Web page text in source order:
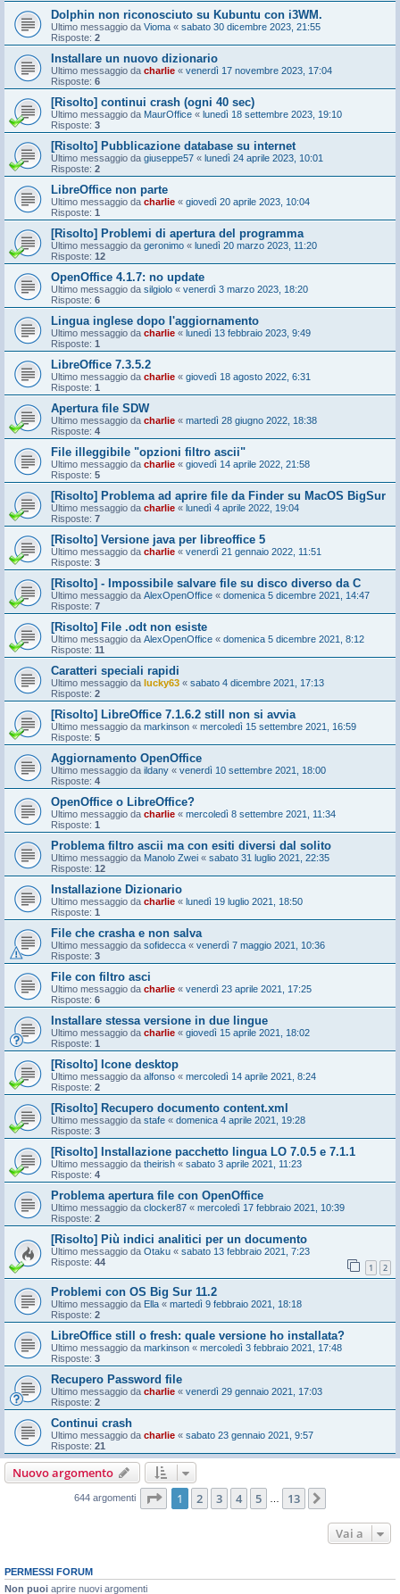
Dolphin non riconosciuto su Kubuntu con i3WM.
Ultimo messaggio da Vioma « sabato 30 dicembre 2023, 21:55
Risposte: 2
Installare un nuovo dizionario
Ultimo messaggio da charlie « venerdì 17 novembre 2023, 17:04
Risposte: 6
[Risolto] continui crash (ogni 40 sec)
Ultimo messaggio da MaurOffice « lunedì 18 settembre 2023, 19:10
Risposte: 3
[Risolto] Pubblicazione database su internet
Ultimo messaggio da giuseppe57 « lunedì 24 aprile 2023, 10:01
Risposte: 2
LibreOffice non parte
Ultimo messaggio da charlie « giovedì 20 aprile 2023, 10:04
Risposte: 1
[Risolto] Problemi di apertura del programma
Ultimo messaggio da geronimo « lunedì 20 marzo 2023, 11:20
Risposte: 12
OpenOffice 4.1.7: no update
Ultimo messaggio da silgiolo « venerdì 3 marzo 2023, 18:20
Risposte: 6
Lingua inglese dopo l'aggiornamento
Ultimo messaggio da charlie « lunedì 13 febbraio 2023, 9:49
Risposte: 1
LibreOffice 7.3.5.2
Ultimo messaggio da charlie « giovedì 18 agosto 2022, 6:31
Risposte: 1
Apertura file SDW
Ultimo messaggio da charlie « martedì 28 giugno 2022, 18:38
Risposte: 4
File illeggibile "opzioni filtro ascii"
Ultimo messaggio da charlie « giovedì 14 aprile 2022, 21:58
Risposte: 5
[Risolto] Problema ad aprire file da Finder su MacOS BigSur
Ultimo messaggio da charlie « lunedì 4 aprile 2022, 19:04
Risposte: 7
[Risolto] Versione java per libreoffice 5
Ultimo messaggio da charlie « venerdì 21 gennaio 2022, 11:51
Risposte: 3
[Risolto] - Impossibile salvare file su disco diverso da C
Ultimo messaggio da AlexOpenOffice « domenica 5 dicembre 2021, 14:47
Risposte: 7
[Risolto] File .odt non esiste
Ultimo messaggio da AlexOpenOffice « domenica 5 dicembre 2021, 8:12
Risposte: 11
Caratteri speciali rapidi
Ultimo messaggio da lucky63 « sabato 4 dicembre 2021, 17:13
Risposte: 2
[Risolto] LibreOffice 7.1.6.2 still non si avvia
Ultimo messaggio da markinson « mercoledì 15 settembre 2021, 16:59
Risposte: 5
Aggiornamento OpenOffice
Ultimo messaggio da ildany « venerdì 10 settembre 2021, 18:00
Risposte: 4
OpenOffice o LibreOffice?
Ultimo messaggio da charlie « mercoledì 8 settembre 2021, 11:34
Risposte: 1
Problema filtro ascii ma con esiti diversi dal solito
Ultimo messaggio da Manolo Zwei « sabato 31 luglio 2021, 22:35
Risposte: 12
Installazione Dizionario
Ultimo messaggio da charlie « lunedì 19 luglio 2021, 18:50
Risposte: 1
File che crasha e non salva
Ultimo messaggio da sofidecca « venerdì 7 maggio 2021, 10:36
Risposte: 3
File con filtro asci
Ultimo messaggio da charlie « venerdì 23 aprile 2021, 17:25
Risposte: 6
Installare stessa versione in due lingue
Ultimo messaggio da charlie « giovedì 15 aprile 2021, 18:02
Risposte: 1
[Risolto] Icone desktop
Ultimo messaggio da alfonso « mercoledì 14 aprile 2021, 8:24
Risposte: 2
[Risolto] Recupero documento content.xml
Ultimo messaggio da stafe « domenica 4 aprile 2021, 19:28
Risposte: 3
[Risolto] Installazione pacchetto lingua LO 7.0.5 e 7.1.1
Ultimo messaggio da theirish « sabato 3 aprile 2021, 11:23
Risposte: 4
Problema apertura file con OpenOffice
Ultimo messaggio da clocker87 « mercoledì 17 febbraio 2021, 10:39
Risposte: 2
[Risolto] Più indici analitici per un documento
Ultimo messaggio da Otaku « sabato 13 febbraio 2021, 7:23
Risposte: 44 1 2
Problemi con OS Big Sur 11.2
Ultimo messaggio da Ella « martedì 9 febbraio 2021, 18:18
Risposte: 2
LibreOffice still o fresh: quale versione ho installata?
Ultimo messaggio da markinson « mercoledì 3 febbraio 2021, 17:48
Risposte: 3
Recupero Password file
Ultimo messaggio da charlie « venerdì 29 gennaio 2021, 17:03
Risposte: 2
Continui crash
Ultimo messaggio da charlie « sabato 23 gennaio 2021, 9:57
Risposte: 21
Nuovo argomento
644 argomenti Pagina di 13
1 2 3 4 5 13
Vai a
PERMESSI FORUM
Non puoi aprire nuovi argomenti